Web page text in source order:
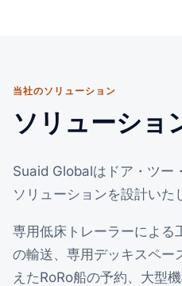
当社のソリューション
ソリューショ
Suaid Globalはドア・ツー
ソリューションを設計いた
専用低床トレーラーによる
の輸送、専用デッキスペー
えたRoRo船の予約、大型